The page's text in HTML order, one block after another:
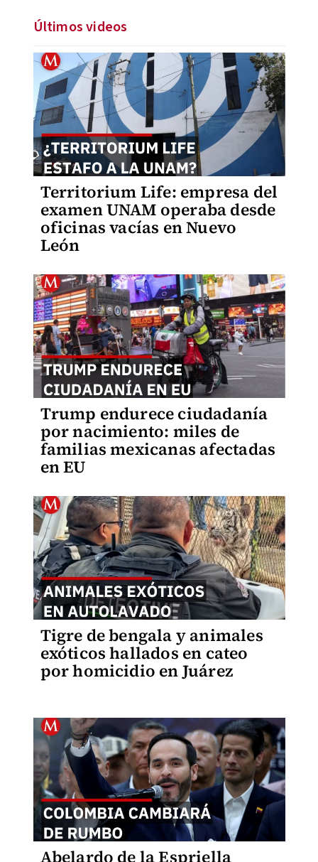
Últimos videos
Territorium Life: empresa del
examen UNAM operaba desde
oficinas vacías en Nuevo
León
Trump endurece ciudadanía
por nacimiento: miles de
familias mexicanas afectadas
en EU
Tigre de bengala y animales
exóticos hallados en cateo
por homicidio en Juárez
Abelardo de la Espriella